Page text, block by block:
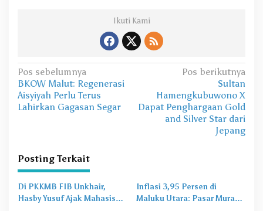
Ikuti Kami
N
a
v
a
s
i
Pos sebelumnya
BKOW Malut: Regenerasi
Aisyiyah Perlu Terus
Lahirkan Gagasan Segar
Pos berikutnya
Sultan
Hamengkubuwono X
Dapat Penghargaan Gold
and Silver Star dari
Jepang
Posting Terkait
Di PKKMB FIB Unkhair,
Hasby Yusuf Ajak Mahasiswa
Inflasi 3,95 Persen di
Maluku Utara: Pasar Murah